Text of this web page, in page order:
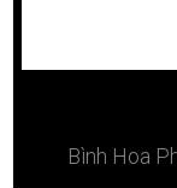
Bình Hoa